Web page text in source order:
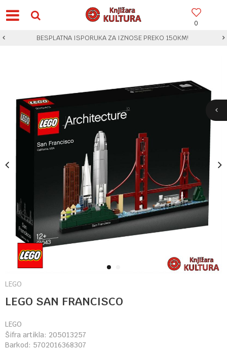
0
BESPLATNA ISPORUKA ZA IZNOSE PREKO 150KM!
1
LEGO
LEGO SAN FRANCISCO
LEGO
Šifra artikla: 205013257
Barkod: 5702016368307